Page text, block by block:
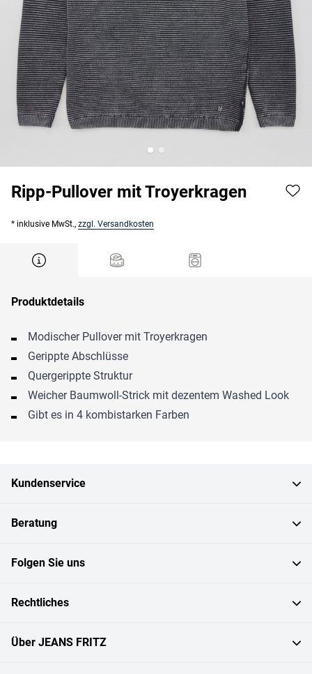
Ripp-Pullover mit Troyerkragen
* inklusive MwSt., zzgl. Versandkosten
Produktdetails
Modischer Pullover mit Troyerkragen
Gerippte Abschlüsse
Quergerippte Struktur
Weicher Baumwoll-Strick mit dezentem Washed Look
Gibt es in 4 kombistarken Farben
Kundenservice
Beratung
Folgen Sie uns
Rechtliches
Über JEANS FRITZ